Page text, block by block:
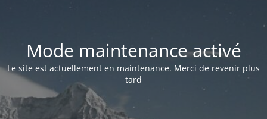
Mode maintenance activé
Le site est actuellement en maintenance. Merci de revenir plus
tard